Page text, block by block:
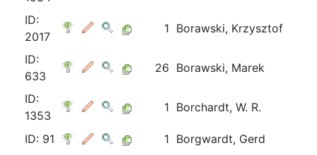
ID:
2017
1 Borawski, Krzysztof
ID:
633
26 Borawski, Marek
ID:
1353
1 Borchardt, W. R.
ID: 91 1 Borgwardt, Gerd